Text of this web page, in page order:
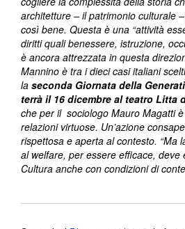
architetture – il patrimonio culturale
così bene. Questa è una “attività
diritti quali benessere, istruzione,
è ancora attrezzata in questa
Mannino è tra i dieci casi italiani
la seconda Giornata della
terrà il 16 dicembre al teatro Litta
che per il sociologo Mauro Magatti
relazioni virtuose. Un’azione
rispettosa e aperta al contesto. “Ma
al welfare, per essere efficace, deve
Cultura anche con condizioni di